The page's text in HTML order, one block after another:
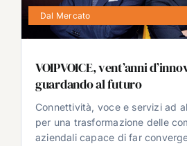
Dal Mercato
VOIPVOICE, vent’anni
guardando al futuro
Connettività, voce e servizi ad
per una trasformazione delle
aziendali capace di far